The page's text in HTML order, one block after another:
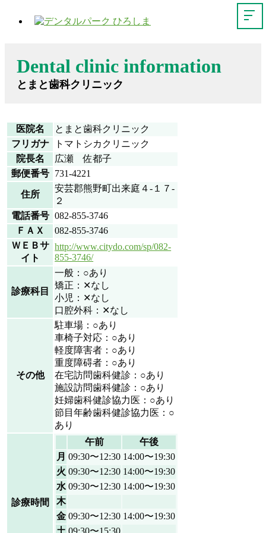
Dental clinic information
とまと歯科クリニック
医院名
とまと歯科クリニック
フリガナ
トマトシカクリニック
院長名
広瀬 佐都子
郵便番号
731-4221
住所
安芸郡熊野町出来庭４-１７-
２
電話番号 082-855-3746
ＦＡＸ
082-855-3746
ＷＥＢサ
イト
http://www.citydo.com/sp/082-
855-3746/
診療科目
一般：○あり
矯正：✕なし
小児：✕なし
口腔外科：✕なし
その他
駐車場：○あり
車椅子対応：○あり
軽度障害者：○あり
重度障碍者：○あり
在宅訪問歯科健診：○あり
施設訪問歯科健診：○あり
妊婦歯科健診協力医：○あり
節目年齢歯科健診協力医：○
あり
診療時間
午前
午後
月 09:30〜12:30 14:00〜19:30
火 09:30〜12:30 14:00〜19:30
水 09:30〜12:30 14:00〜19:30
木
金 09:30〜12:30 14:00〜19:30
土 09:30〜15:30